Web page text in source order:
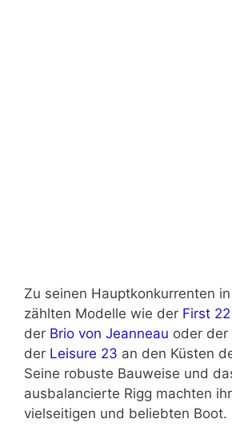
Zu seinen Hauptkonkurrenten
zählten Modelle wie der First 22
der Brio von Jeanneau oder der
der Leisure 23 an den Küsten
Seine robuste Bauweise und
ausbalancierte Rigg machten
vielseitigen und beliebten Boot.